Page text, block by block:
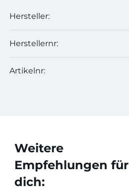
Hersteller:
Herstellernr:
Artikelnr:
Weitere
Empfehlungen für
dich: